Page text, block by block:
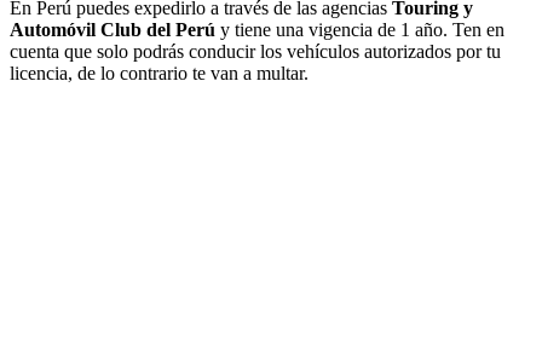
En Perú puedes expedirlo a través de las agencias Touring y
Automóvil Club del Perú y tiene una vigencia de 1 año. Ten en
cuenta que solo podrás conducir los vehículos autorizados por tu
licencia, de lo contrario te van a multar.